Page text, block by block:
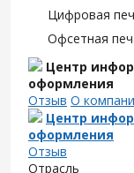
Цифровая
Офсетная
Центр
оформления
Отзыв О
Центр
оформления
Отзыв
Отрасль